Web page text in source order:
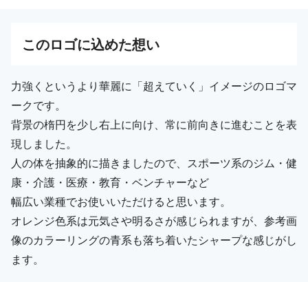
このロゴに込めた想い
力強くというより華麗に「超えていく」イメージのロゴマ
ークです。
背景の楕円を少し右上に向け、常に前向きに進むことを表
現しました。
人の体を抽象的に描きましたので、スポーツ系のジム・健
康・介護・医療・教育・ベンチャーなど
幅広い業種でお使いいただけると思います。
オレンジ色系は元気さや明るさが感じられますが、参考画
像のカラーリングの青系も落ち着いたシャープな感じがし
ます。